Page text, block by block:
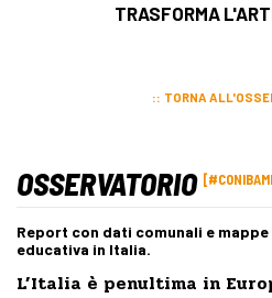
TRASFORMA
TORNA
OSSERVATORIO
Report con dati comunali e
educativa in Italia.
L’Italia è penultima in